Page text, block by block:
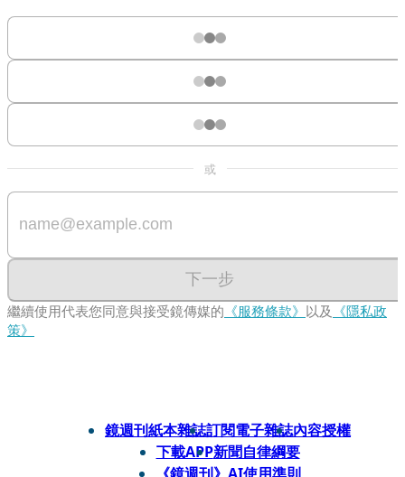
或
下一步
繼續使用代表您同意與接受鏡傳媒的 《服務條款》 以及 《隱私政
策》
鏡週刊紙本雜誌訂閱電子雜誌內容授權
下載APP新聞自律綱要